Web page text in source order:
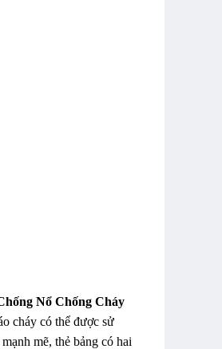
Nổ Chống Cháy
cháy có thể được sử
mẽ, thẻ bảng có hai